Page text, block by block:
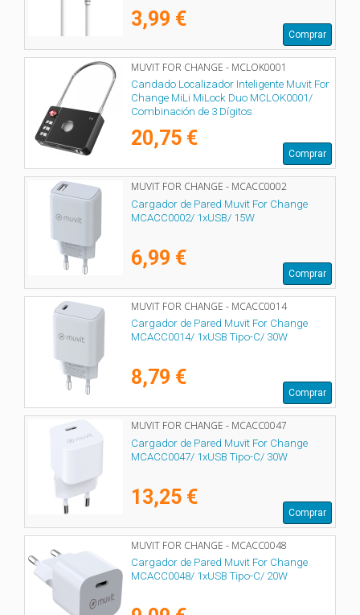
3,99 €
Comprar
MUVIT FOR CHANGE - MCLOK0001
Candado Localizador Inteligente Muvit For
Change MiLi MiLock Duo MCLOK0001/
Combinación de 3 Dígitos
20,75 €
Comprar
MUVIT FOR CHANGE - MCACC0002
Cargador de Pared Muvit For Change
MCACC0002/ 1xUSB/ 15W
6,99 €
Comprar
MUVIT FOR CHANGE - MCACC0014
Cargador de Pared Muvit For Change
MCACC0014/ 1xUSB Tipo-C/ 30W
8,79 €
Comprar
MUVIT FOR CHANGE - MCACC0047
Cargador de Pared Muvit For Change
MCACC0047/ 1xUSB Tipo-C/ 30W
13,25 €
Comprar
MUVIT FOR CHANGE - MCACC0048
Cargador de Pared Muvit For Change
MCACC0048/ 1xUSB Tipo-C/ 20W